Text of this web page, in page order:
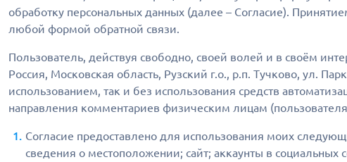
обработку персональных данных (далее – Согласие).
любой формой обратной связи.
Пользователь, действуя свободно, своей волей и в своём
Россия, Московская область, Рузский г.о., р.п. Тучково, ул.
использованием, так и без использования средств
направления комментариев физическим лицам
Согласие предоставлено для использования моих
сведения о местоположении; сайт; аккаунты в социальных